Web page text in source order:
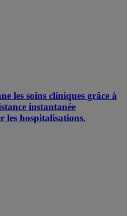
les soins cliniques grâce à
instantanée
les hospitalisations.